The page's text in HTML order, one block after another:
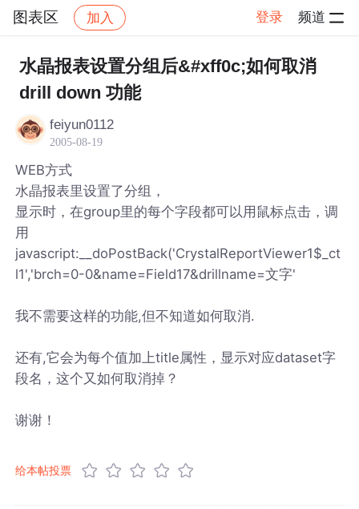
图表区 加入 登录 频道
社区 图表区 帖子详情
水晶报表设置分组后&#xff0c;如何取消
drill down 功能
feiyun0112
2005-08-19
WEB方式
水晶报表里设置了分组，
显示时，在group里的每个字段都可以用鼠标点击，调
用
javascript:__doPostBack('CrystalReportViewer1$_ct
l1','brch=0-0&name=Field17&drillname=文字'
我不需要这样的功能,但不知道如何取消.
还有,它会为每个值加上title属性，显示对应dataset字
段名，这个又如何取消掉？
谢谢！
给本帖投票